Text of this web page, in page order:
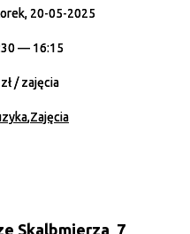
20-05-2025
— 16:15
/ zajęcia
,Zajęcia
Skalbmierza 7